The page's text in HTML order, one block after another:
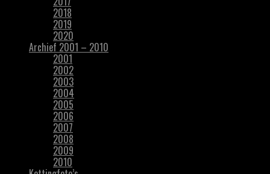
2018
2019
2020
Archief 2001 – 2010
2001
2002
2003
2004
2005
2006
2007
2008
2009
2010